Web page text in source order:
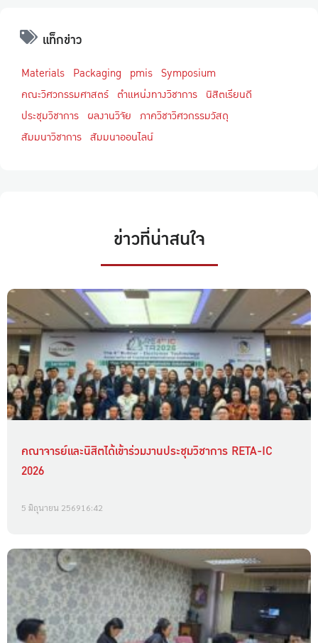
แท็กข่าว
Materials Packaging pmis Symposium
คณะวิศวกรรมศาสตร์ ตำแหน่งทางวิชาการ นิสิตเรียนดี
ประชุมวิชาการ ผลงานวิจัย ภาควิชาวิศวกรรมวัสดุ
สัมมนาวิชาการ สัมมนาออนไลน์
ข่าวที่น่าสนใจ
คณาจารย์และนิสิตได้เข้าร่วมงานประชุมวิชาการ RETA-IC
2026
5 มิถุนายน 256916:42